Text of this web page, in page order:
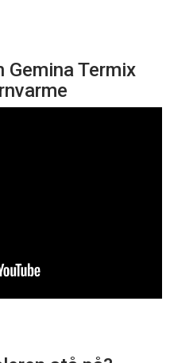
Gemina Termix